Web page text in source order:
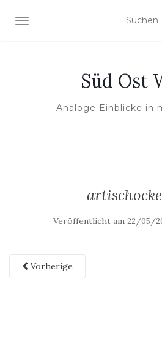
NAVIGATION UMSCHALTEN
Süd Ost
Analoge Einblicke in
Veröffentlicht am 22/05/
Vorherige